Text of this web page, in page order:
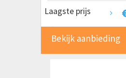
Laagste prijs
Bekijk aanbieding